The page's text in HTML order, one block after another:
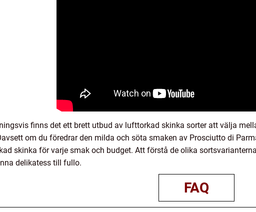
finns det ett brett utbud av lufttorkad skinka sorter att välja
om du föredrar den milda och söta smaken av Prosciutto di
skinka för varje smak och budget. Att förstå de olika
delikatess till fullo.
FAQ